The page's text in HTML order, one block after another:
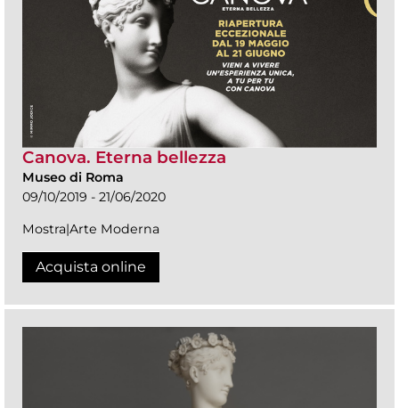
Canova. Eterna bellezza
Museo di Roma
09/10/2019 - 21/06/2020
Mostra|Arte Moderna
Acquista online